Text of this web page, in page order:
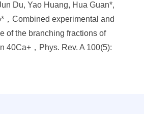
Du, Yao Huang, Hua Guan*,
，Combined experimental and
of the branching fractions of
40Ca+，Phys. Rev. A 100(5):